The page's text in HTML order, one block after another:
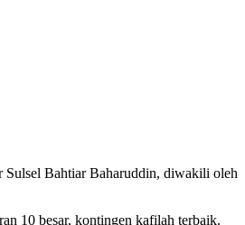
Sulsel Bahtiar Baharuddin, diwakili oleh
10 besar, kontingen kafilah terbaik.